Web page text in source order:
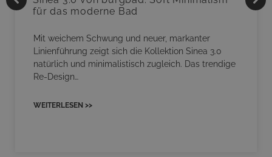
für das moderne Bad
Mit weichem Schwung und neuer, markanter
Linienführung zeigt sich die Kollektion Sinea 3.0
natürlich und minimalistisch zugleich. Das trendige
Re-Design…
WEITERLESEN >>